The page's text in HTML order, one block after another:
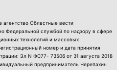
Областные вести
Федеральной службой по надзору в сфере
технологий и массовых
номер и дата принятия
Эл N ФС77- 73506 от 31 августа 2018
предприниматель Черепахин